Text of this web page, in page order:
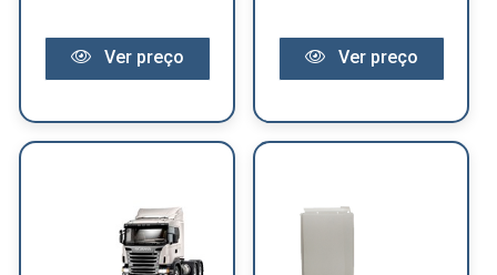
Ver preço Ver preço